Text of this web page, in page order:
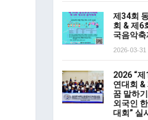
제34회
회 & 제6
국음악축
2026-03-31
2026 “
연대회
꿈 말하
외국인
대회” 실